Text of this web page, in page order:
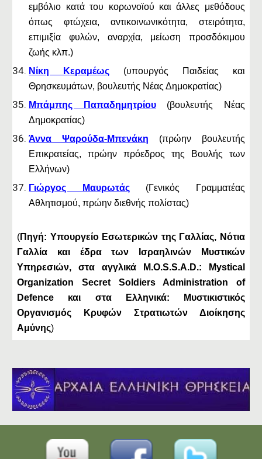
εμβόλιο κατά του κορωνοϊού και άλλες μεθόδους
όπως φτώχεια, αντικοινωνικότητα, στειρότητα,
επιμιξία φυλών, αναρχία, μείωση προσδόκιμου
ζωής κλπ.)
Νίκη Κεραμέως (υπουργός Παιδείας και
Θρησκευμάτων, βουλευτής Νέας Δημοκρατίας)
Μπάμπης Παπαδημητρίου(βουλευτής Νέας
Δημοκρατίας)
Άννα Ψαρούδα-Μπενάκη (πρώην βουλευτής
Επικρατείας, πρώην πρόεδρος της Βουλής των
Ελλήνων)
Γιώργος Μαυρωτάς(Γενικός Γραμματέας
Αθλητισμού, πρώην διεθνής πολίστας)
(Πηγή: Υπουργείο Εσωτερικών της Γαλλίας, Νότια
Γαλλία και έδρα των Ισραηλινών Μυστικών
Υπηρεσιών, στα αγγλικά M.O.S.S.A.D.: Mystical
Organization Secret Soldiers Administration of
Defence και στα Ελληνικά: Μυστικιστικός
Οργανισμός Κρυφών Στρατιωτών Διοίκησης
Αμύνης)